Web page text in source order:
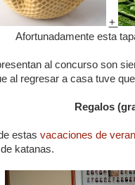
+
Afortunadamente esta
al concurso son
al regresar a casa tuve
Regalos
estas vacaciones de
katanas.